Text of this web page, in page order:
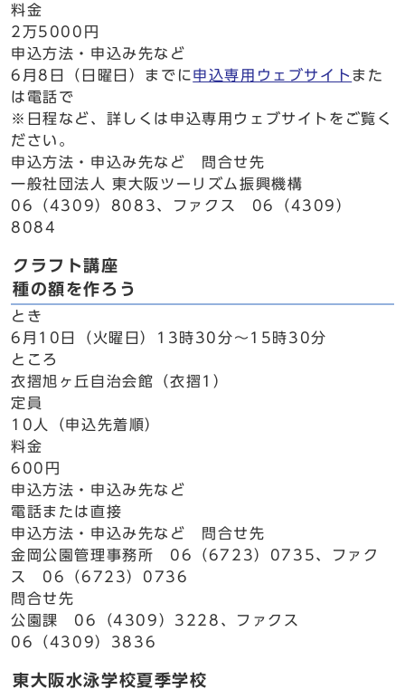
料金
2万5000円
申込方法・申込み先など
6月8日（日曜日）までに 申込専用ウェブサイト また
は電話で
※日程など、詳しくは申込専用ウェブサイトをご覧く
ださい。
申込方法・申込み先など 問合せ先
一般社団法人 東大阪ツーリズム振興機構
06（4309）8083、ファクス 06（4309）
8084
クラフト講座
種の額を作ろう
とき
6月10日（火曜日）13時30分～15時30分
ところ
衣摺旭ヶ丘自治会館（衣摺1）
定員
10人（申込先着順）
料金
600円
申込方法・申込み先など
電話または直接
申込方法・申込み先など 問合せ先
金岡公園管理事務所 06（6723）0735、ファク
ス 06（6723）0736
問合せ先
公園課 06（4309）3228、ファクス
06（4309）3836
東大阪水泳学校夏季学校